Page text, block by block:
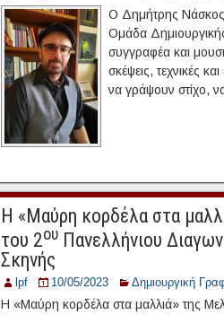
Ο Δημήτρης Νάσκος
Ομάδα
συγγραφέα και
σκέψεις, τεχνικές
να γράψουν στίχο,
Η «Μαύρη κορδέλα στα
του 2ουΠανελλήνιου
Σκηνής
lpf 10/05/2023 Δημιουργική
Η «Μαύρη κορδέλα στα μαλλιά» της